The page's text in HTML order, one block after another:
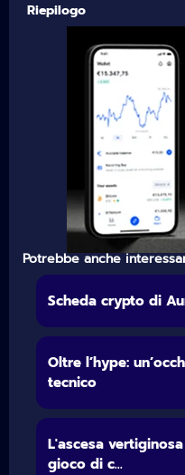
Riepilogo
Potrebbe anche
Scheda crypto di
Oltre l’hype:
tecnico
L'ascesa
gioco di c...